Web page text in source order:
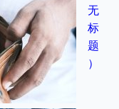
无
标
题
）